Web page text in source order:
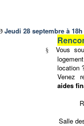
Jeudi 28 septembre à
§ Vous
location
Venez
aides
Salle